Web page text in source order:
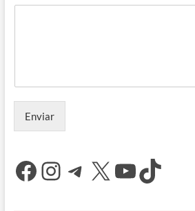
Enviar
Facebook
Instagram
Telegram
X YouTube
TikTok